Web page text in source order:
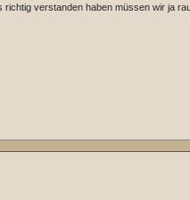
verstanden haben müssen wir ja